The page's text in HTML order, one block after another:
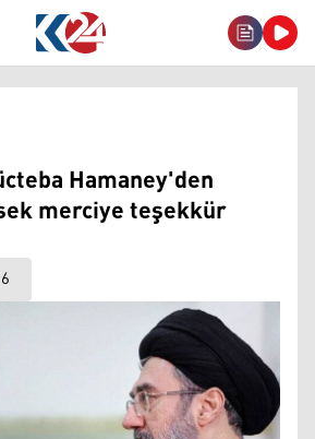
Hamaney'den
merciye teşekkür